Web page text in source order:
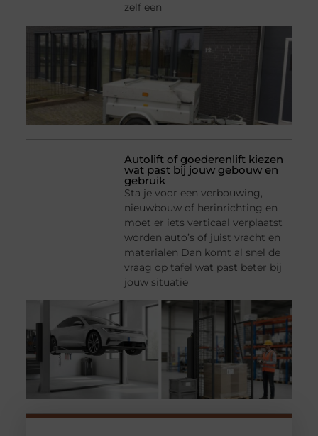
zelf een
Autolift of goederenlift kiezen
wat past bij jouw gebouw en
gebruik
Sta je voor een verbouwing,
nieuwbouw of herinrichting en
moet er iets verticaal verplaatst
worden auto’s of juist vracht en
materialen Dan komt al snel de
vraag op tafel wat past beter bij
jouw situatie